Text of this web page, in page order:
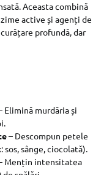
Aceasta combină
active și agenți de
profundă, dar
Elimină murdăria și
– Descompun petele
sânge, ciocolată).
Mențin intensitatea